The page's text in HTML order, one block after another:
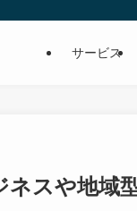
サービス
スや地域